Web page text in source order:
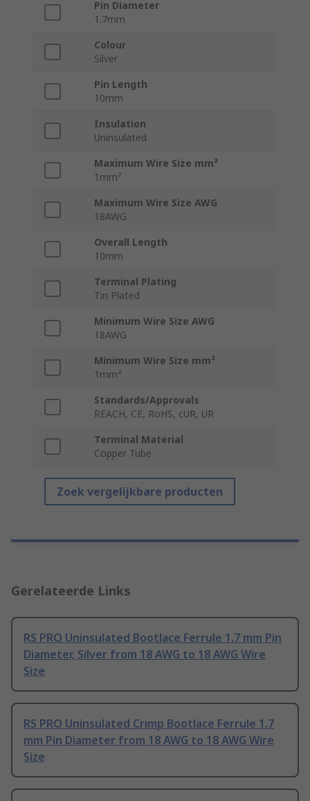
Pin Diameter
1.7mm
Colour
Silver
Pin Length
10mm
Insulation
Uninsulated
Maximum Wire Size mm²
1mm²
Maximum Wire Size AWG
18AWG
Overall Length
10mm
Terminal Plating
Tin Plated
Minimum Wire Size AWG
18AWG
Minimum Wire Size mm²
1mm²
Standards/Approvals
REACH, CE, RoHS, cUR, UR
Terminal Material
Copper Tube
Zoek vergelijkbare producten
Gerelateerde Links
RS PRO Uninsulated Bootlace Ferrule 1.7 mm Pin
Diameter, Silver from 18 AWG to 18 AWG Wire
Size
RS PRO Uninsulated Crimp Bootlace Ferrule 1.7
mm Pin Diameter from 18 AWG to 18 AWG Wire
Size